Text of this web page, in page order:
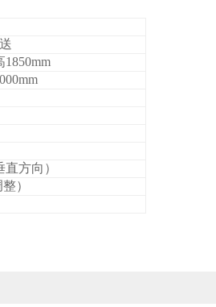
1850mm
00mm
直方向）
）